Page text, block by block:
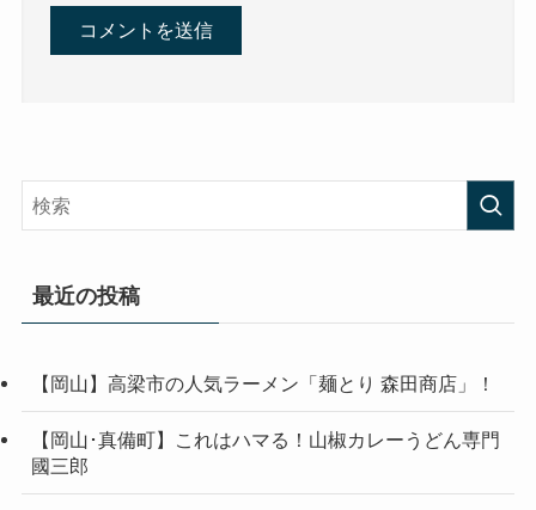
最近の投稿
【岡山】高梁市の人気ラーメン「麺とり 森田商店」！
【岡山･真備町】これはハマる！山椒カレーうどん専門
國三郎